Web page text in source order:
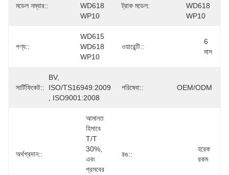
মডেল নম্বার::
WD618
WP10
ট্রাক মডেল:
WD618
WP10
পণ্য::
WD615
WD618
WP10
ওয়ারেন্টি::
6
মাস
সার্টিফিকেট::
BV,
ISO/TS16949:2009
, ISO9001:2008
পরিষেবা:: OEM/ODM
অর্থপ্রদান::
আমানত
হিসাবে
T/T
30%,
এবং
প্রসবের
রঙ::
হরেক
রকম